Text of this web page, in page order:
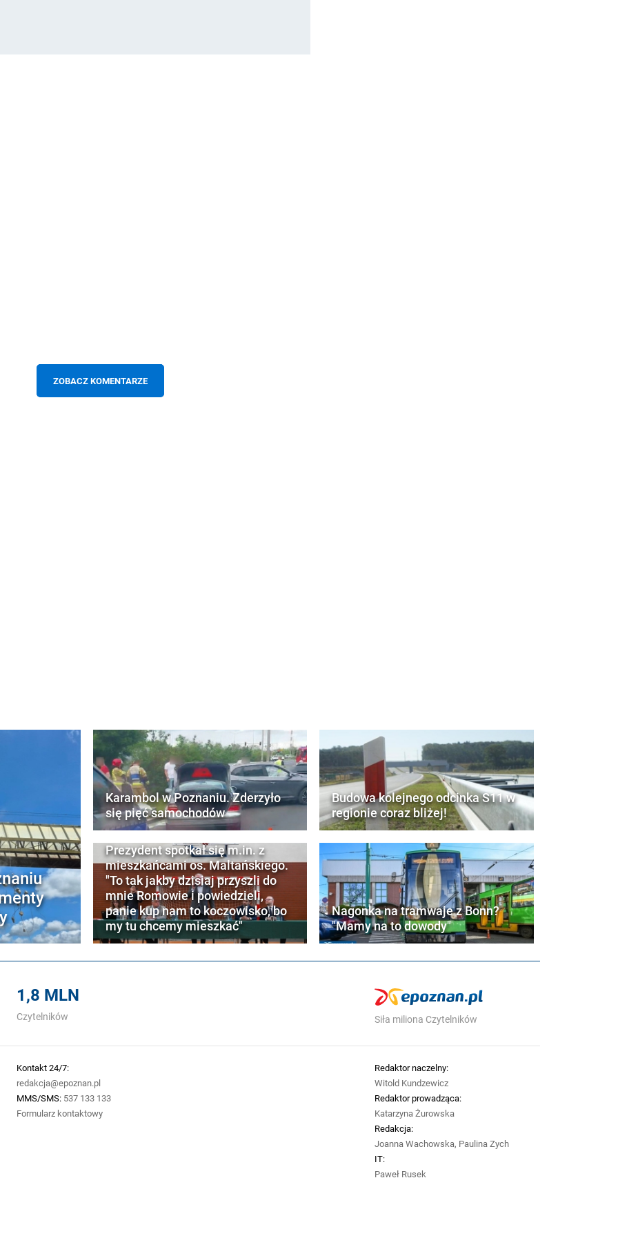
ZOBACZ KOMENTARZE
Karambol w Poznaniu. Zderzyło
się pięć samochodów
Prezydent spotkał się m.in. z
mieszkańcami os. Maltańskiego.
"To tak jakby dzisiaj przyszli do
mnie Romowie i powiedzieli,
panie kup nam to koczowisko, bo
my tu chcemy mieszkać"
Budowa kolejnego odcinka S11 w
regionie coraz bliżej!
Nagonka na tramwaje z Bonn?
"Mamy na to dowody"
1,8 MLN
Czytelników Siła miliona Czytelników
Kontakt 24/7:
redakcja@epoznan.pl
MMS/SMS: 537 133 133
Formularz kontaktowy
Redaktor naczelny:
Witold Kundzewicz
Redaktor prowadząca:
Katarzyna Żurowska
Redakcja:
Joanna Wachowska, Paulina Zych
IT:
Paweł Rusek